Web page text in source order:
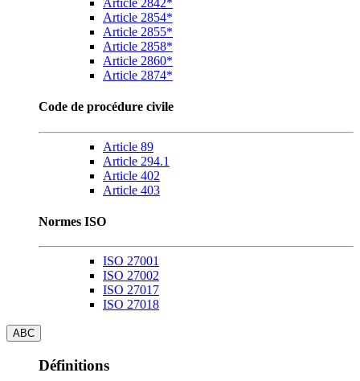
Article 2842*
Article 2854*
Article 2855*
Article 2858*
Article 2860*
Article 2874*
Code de procédure civile
Article 89
Article 294.1
Article 402
Article 403
Normes ISO
ISO 27001
ISO 27002
ISO 27017
ISO 27018
ABC
Définitions